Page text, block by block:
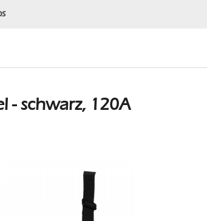
- schwarz, 120A